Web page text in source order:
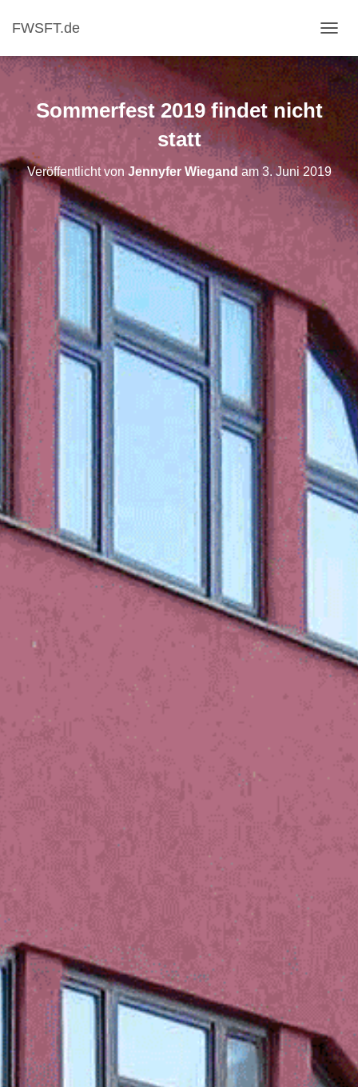
FWSFT.de
Sommerfest 2019 findet nicht
statt
Veröffentlicht von Jennyfer Wiegand am3. Juni 2019